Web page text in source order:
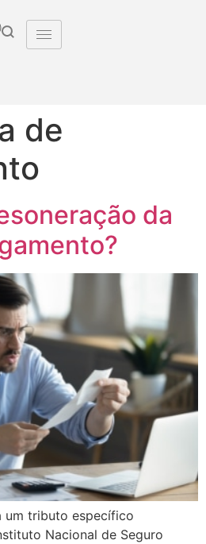
de
da
um tributo específico
Nacional de Seguro